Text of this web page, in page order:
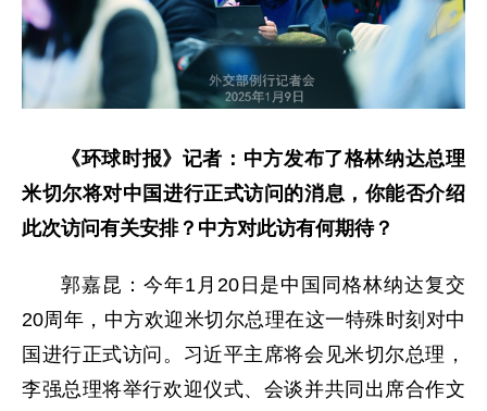
《环球时报》记者：中方发布了格林纳达总理
米切尔将对中国进行正式访问的消息，你能否介绍
此次访问有关安排？中方对此访有何期待？
郭嘉昆：今年1月20日是中国同格林纳达复交
20周年，中方欢迎米切尔总理在这一特殊时刻对中
国进行正式访问。习近平主席将会见米切尔总理，
李强总理将举行欢迎仪式、会谈并共同出席合作文